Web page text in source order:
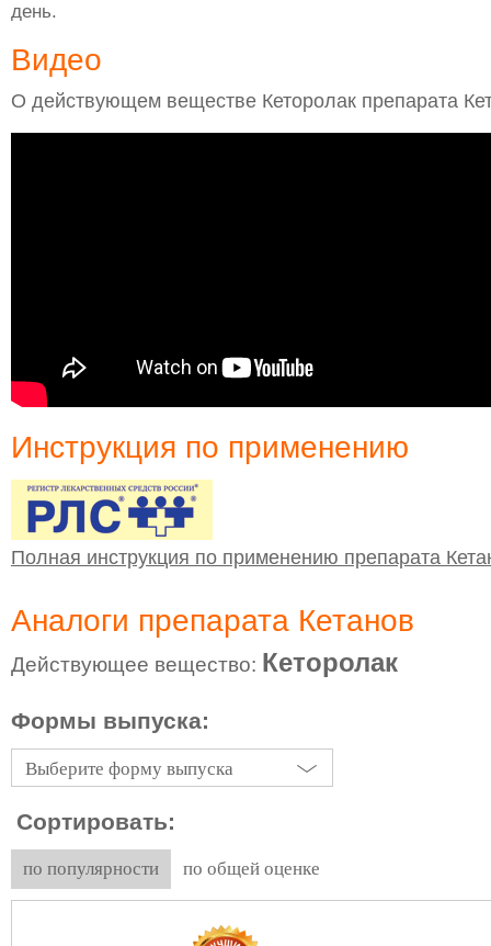
день.
Видео
О действующем веществе Кеторолак препарата
Инструкция по применению
Полная инструкция по применению препарата
Аналоги препарата Кетанов
Действующее вещество: Кеторолак
Формы выпуска:
Выберите форму выпуска
Сортировать:
по популярности по общей оценке